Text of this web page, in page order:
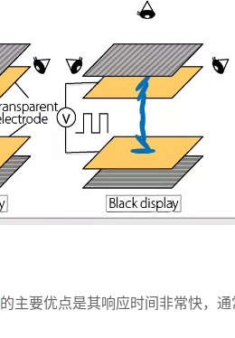
的主要优点是其响应时间非常快，